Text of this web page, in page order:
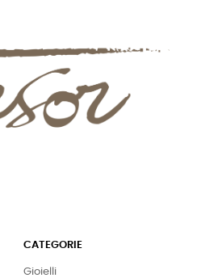
CATEGORIE
Gioielli